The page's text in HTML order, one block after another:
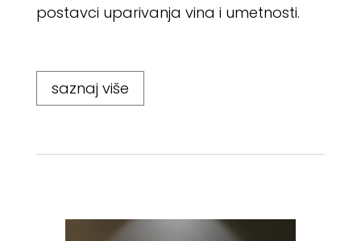
postavci uparivanja vina i umetnosti.
saznaj više